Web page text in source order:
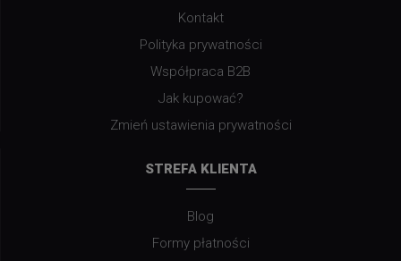
Kontakt
Polityka prywatności
Współpraca B2B
Jak kupować?
Zmień ustawienia prywatności
STREFA KLIENTA
Blog
Formy płatności